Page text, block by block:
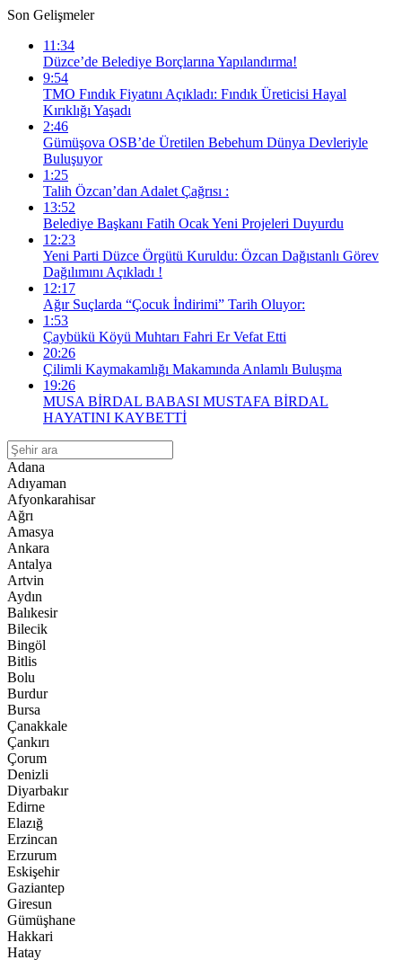
Son Gelişmeler
11:34
Düzce’de Belediye Borçlarına Yapılandırma!
9:54
TMO Fındık Fiyatını Açıkladı: Fındık Üreticisi Hayal
Kırıklığı Yaşadı
2:46
Gümüşova OSB’de Üretilen Bebehum Dünya Devleriyle
Buluşuyor
1:25
Talih Özcan’dan Adalet Çağrısı :
13:52
Belediye Başkanı Fatih Ocak Yeni Projeleri Duyurdu
12:23
Yeni Parti Düzce Örgütü Kuruldu: Özcan Dağıstanlı Görev
Dağılımını Açıkladı !
12:17
Ağır Suçlarda “Çocuk İndirimi” Tarih Oluyor:
1:53
Çaybükü Köyü Muhtarı Fahri Er Vefat Etti
20:26
Çilimli Kaymakamlığı Makamında Anlamlı Buluşma
19:26
MUSA BİRDAL BABASI MUSTAFA BİRDAL
HAYATINI KAYBETTİ
Adana
Adıyaman
Afyonkarahisar
Ağrı
Amasya
Ankara
Antalya
Artvin
Aydın
Balıkesir
Bilecik
Bingöl
Bitlis
Bolu
Burdur
Bursa
Çanakkale
Çankırı
Çorum
Denizli
Diyarbakır
Edirne
Elazığ
Erzincan
Erzurum
Eskişehir
Gaziantep
Giresun
Gümüşhane
Hakkari
Hatay